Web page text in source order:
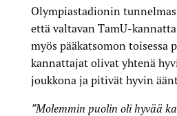
Olympiastadionin
että valtavan TamU-
myös pääkatsomon toisessa
kannattajat olivat yhtenä
joukkona ja pitivät hyvin
”Molemmin puolin oli hyvää